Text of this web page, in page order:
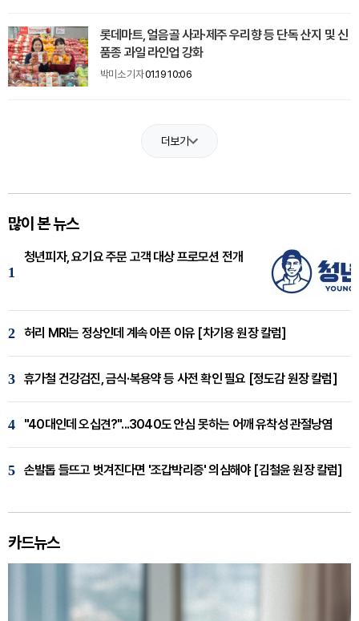
롯데마트, 얼음골 사과·제주 우리향 등 단독 산지 및 신
품종 과일 라인업 강화
박미소 기자01.19 10:06
더보기
많이 본 뉴스
1
청년피자, 요기요 주문 고객 대상 프로모션 전개
2 허리 MRI는 정상인데 계속 아픈 이유 [차기용 원장 칼럼]
3 휴가철 건강검진, 금식·복용약 등 사전 확인 필요 [정도감 원장 칼럼]
4 "40대인데 오십견?"...3040도 안심 못하는 어깨 유착성 관절낭염
5 손발톱 들뜨고 벗겨진다면 '조갑박리증' 의심해야 [김철윤 원장 칼럼]
카드뉴스